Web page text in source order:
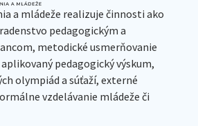
a mládeže realizuje činnosti ako
pedagogickým a
metodické usmerňovanie
pedagogický výskum,
olympiád a súťaží, externé
vzdelávanie mládeže či